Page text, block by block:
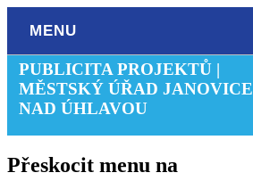
MENU
PUBLICITA PROJEKTŮ |
MĚSTSKÝ ÚŘAD JANOVICE
NAD ÚHLAVOU
Přeskocit menu na